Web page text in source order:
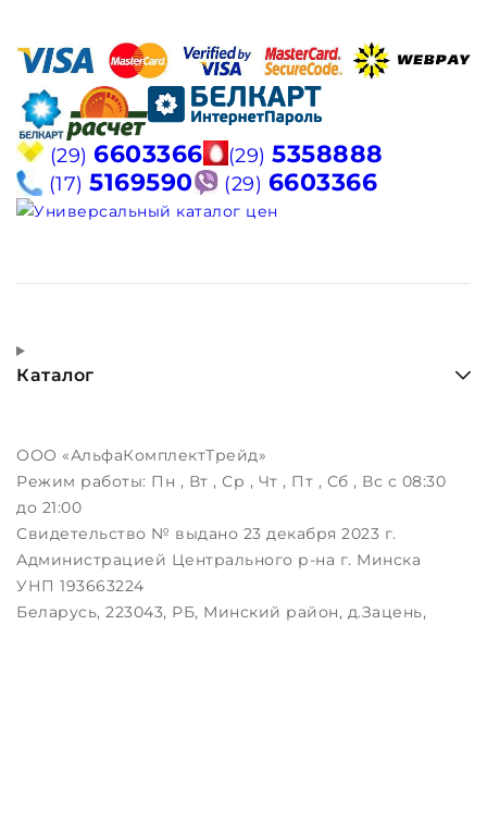
(29) 6603366 (29) 5358888
(17) 5169590 (29) 6603366
Каталог
ООО «АльфаКомплектТрейд»
Режим работы: Пн , Вт , Ср , Чт , Пт , Сб , Вс c 08:30
до 21:00
Свидетельство № выдано 23 декабря 2023 г.
Администрацией Центрального р-на г. Минска
УНП 193663224
Беларусь, 223043, РБ, Минский район, д.Зацень,